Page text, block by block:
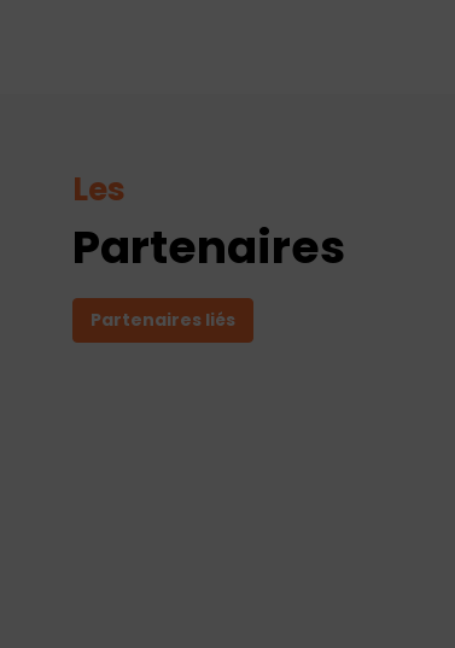
Les
Partenaires
Partenaires liés